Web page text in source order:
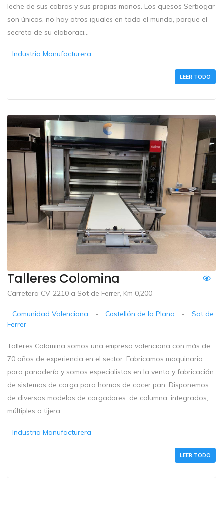
leche de sus cabras y sus propias manos. Los quesos Serbogar
son únicos, no hay otros iguales en todo el mundo, porque el
secreto de su elaboraci...
Industria Manufacturera
LEER TODO
Talleres Colomina
Carretera CV-2210 a Sot de Ferrer, Km 0,200
Comunidad Valenciana - Castellón de la Plana -
Sot de
Ferrer
Talleres Colomina somos una empresa valenciana con más de
70 años de experiencia en el sector. Fabricamos maquinaria
para panadería y somos especialistas en la venta y fabricación
de sistemas de carga para hornos de cocer pan. Disponemos
de diversos modelos de cargadores: de columna, integrados,
múltiples o tijera.
Industria Manufacturera
LEER TODO